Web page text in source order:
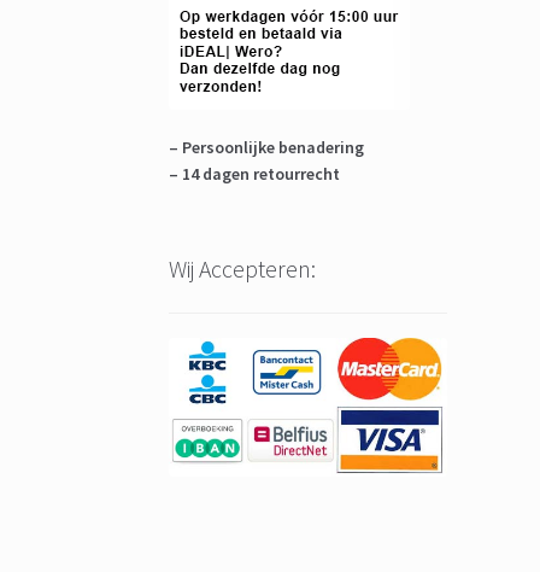
– Persoonlijke benadering
– 14 dagen retourrecht
Wij Accepteren: